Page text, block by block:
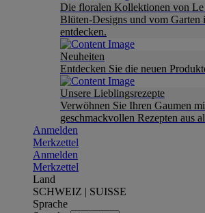
Die floralen Kollektionen von Le
Blüten-Designs und vom Garten
entdecken.
Neuheiten
Entdecken Sie die neuen
Unsere Lieblingsrezepte
Verwöhnen Sie Ihren Gaumen
geschmackvollen Rezepten aus
Anmelden
Merkzettel
Anmelden
Merkzettel
Land
SCHWEIZ | SUISSE
Sprache